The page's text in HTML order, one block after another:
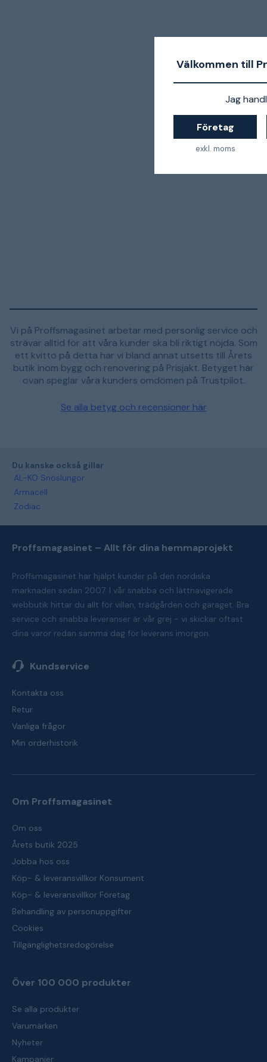
Välkommen till
Jag
Företag
exkl. moms
Vi på Proffsmagasinet arbetar med personlig service och
strävar alltid för att våra kunder ska bli riktigt nöjda. Som
ett kvitto på detta har vi bland annat utsetts till Årets
butik inom bygg och renovering på Prisjakt. Betyget här
ovan speglar våra kunders omdömen på Trustpilot.
Se alla betyg och recensioner här
Du kanske också gillar
AL-KO Snöslungor
Armacell
Zodiac
Proffsmagasinet – Allt för dina hemmaprojekt
Proffsmagasinet har hjälpt kunder på den nordiska
marknaden sedan 2007. I vår snabba och lättnavigerade
webbutik hittar du allt för villan, trädgården och garaget. Bra
service och snabba leveranser är vår grej - vi skickar oftast
dina varor redan samma dag för leverans imorgon.
Kundservice
Kontakta oss
Retur
Vanliga frågor
Min orderhistorik
Om Proffsmagasinet
Om oss
Årets butik 2025
Jobba hos oss
Köp- & leveransvillkor Konsument
Köp- & leveransvillkor Företag
Behandling av personuppgifter
Cookies
Tillgänglighetsredogörelse
Över 100 000 produkter
Se alla produkter
Varumärken
Nyheter
Kampanjer